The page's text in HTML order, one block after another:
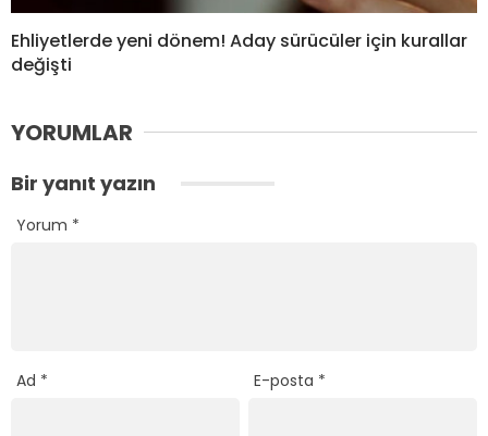
Ehliyetlerde yeni dönem! Aday sürücüler için kurallar
değişti
YORUMLAR
Bir yanıt yazın
Yorum *
Ad * E-posta *